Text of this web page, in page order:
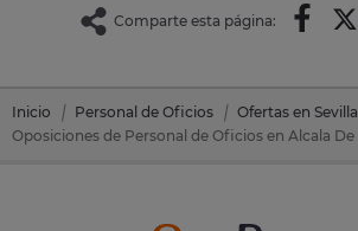
Comparte esta página:
Inicio Personal de Oficios
Ofertas en Sevilla